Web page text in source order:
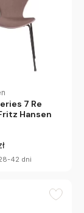
7 Re
Hansen
42 dni